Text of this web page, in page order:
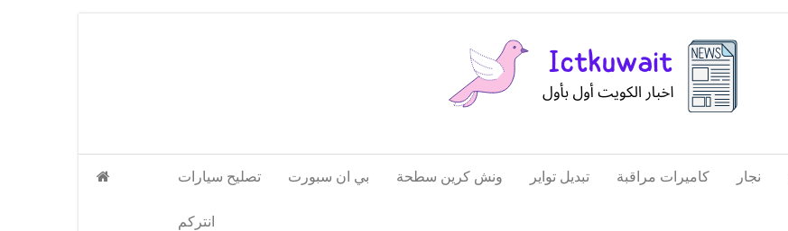
الكويت
تكنولوجيا
المعلومات
تصليح سيارات بي ان سبورت ونش كرين سطحة تبديل تواير كاميرات مراقبة نجار
انتركم